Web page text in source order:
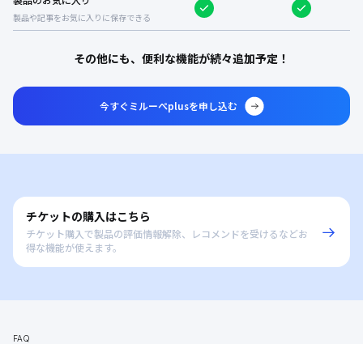
製品や記事をお気に入りに保存できる
その他にも、便利な機能が続々追加予定！
今すぐミルーぺplusを申し込む
チケットの購入はこちら
チケット購入で製品の評価情報解除、レコメンドを受けるなどお
得な機能が使えます。
FAQ